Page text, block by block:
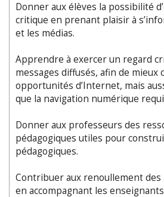
Donner aux élèves la possibilité
critique en prenant plaisir à
et les médias.
Apprendre à exercer un regard
messages diffusés, afin de mieux
opportunités d’Internet, mais
que la navigation numérique
Donner aux professeurs des
pédagogiques utiles pour
pédagogiques.
Contribuer aux renoullement des
en accompagnant les